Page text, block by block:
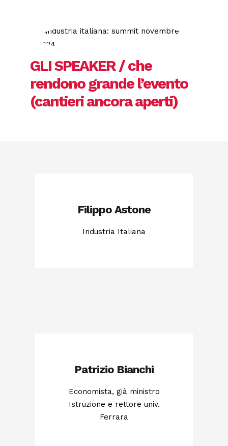
GLI SPEAKER / che
rendono grande l’evento
(cantieri ancora aperti)
Filippo Astone
Industria Italiana
Patrizio Bianchi
Economista, già ministro
Istruzione e rettore univ.
Ferrara